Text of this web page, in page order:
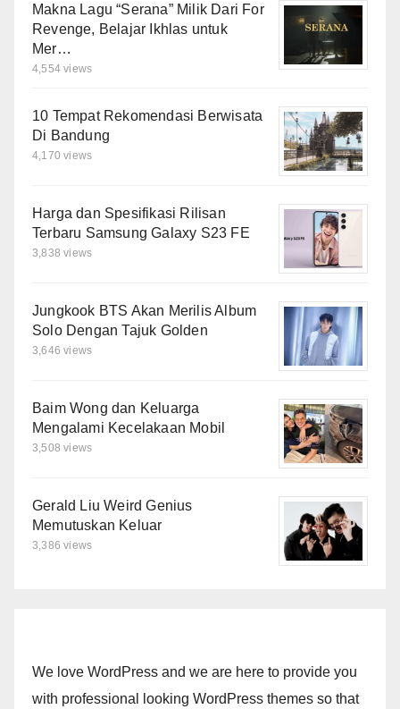
Makna Lagu “Serana” Milik Dari For
Revenge, Belajar Ikhlas untuk
Mer…
4,554 views
10 Tempat Rekomendasi Berwisata
Di Bandung
4,170 views
Harga dan Spesifikasi Rilisan
Terbaru Samsung Galaxy S23 FE
3,838 views
Jungkook BTS Akan Merilis Album
Solo Dengan Tajuk Golden
3,646 views
Baim Wong dan Keluarga
Mengalami Kecelakaan Mobil
3,508 views
Gerald Liu Weird Genius
Memutuskan Keluar
3,386 views
We love WordPress and we are here to provide you
with professional looking WordPress themes so that